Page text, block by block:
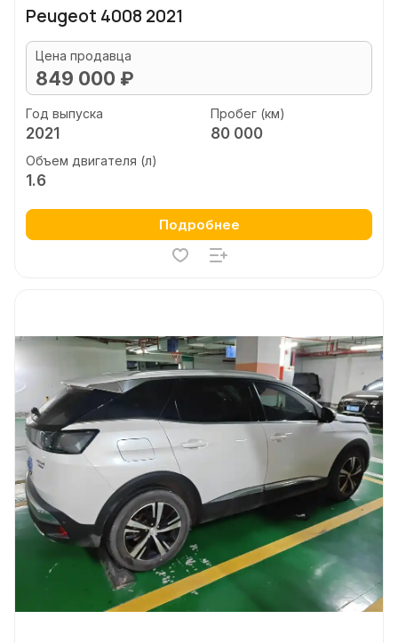
Peugeot 4008 2021
Цена продавца
849 000 ₽
Год выпуска
2021
Пробег (км)
80 000
Объем двигателя (л)
1.6
Подробнее